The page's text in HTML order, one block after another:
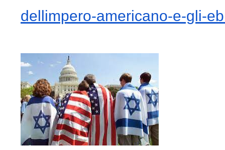
dellimpero-americano-e-gli-